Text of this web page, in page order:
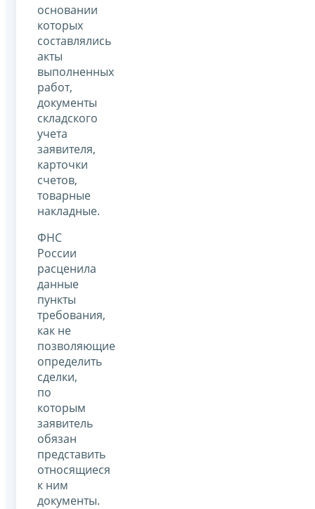
основании
которых
составлялись
акты
выполненных
работ,
документы
складского
учета
заявителя,
карточки
счетов,
товарные
накладные.
ФНС
России
расценила
данные
пункты
требования,
как не
позволяющие
определить
сделки,
по
которым
заявитель
обязан
представить
относящиеся
к ним
документы.